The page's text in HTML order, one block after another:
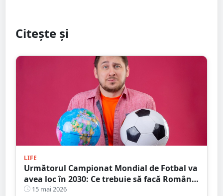
Citește și
LIFE
Următorul Campionat Mondial de Fotbal va
avea loc în 2030: Ce trebuie să facă România
de acum?
15 mai 2026